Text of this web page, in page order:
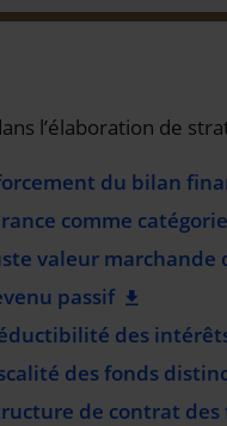
l’élaboration de
du bilan
comme
valeur marchande
passif
des
des fonds
de contrat